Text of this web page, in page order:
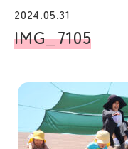
2024.05.31
IMG_7105